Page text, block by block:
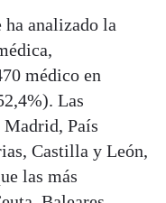
ha analizado la
médico en
Las
Madrid, País
Castilla y León,
las más